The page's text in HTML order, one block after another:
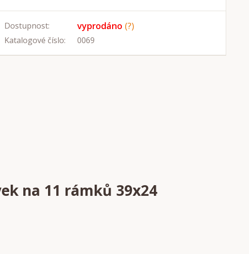
Dostupnost: vyprodáno (?)
Katalogové číslo: 0069
na 11 rámků 39x24